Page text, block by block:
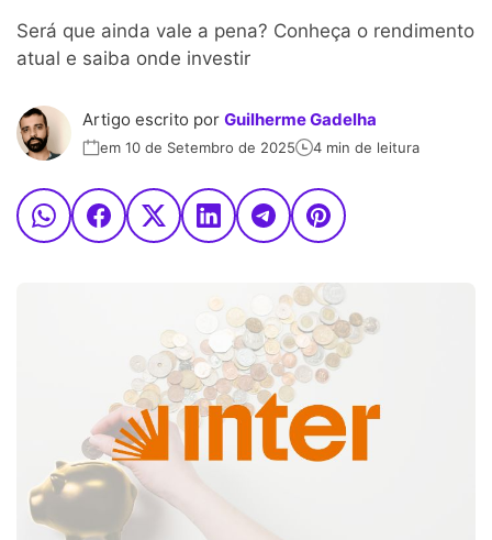
Será que ainda vale a pena? Conheça o rendimento
atual e saiba onde investir
Artigo escrito por Guilherme Gadelha
em 10 de Setembro de 2025 4 min de leitura